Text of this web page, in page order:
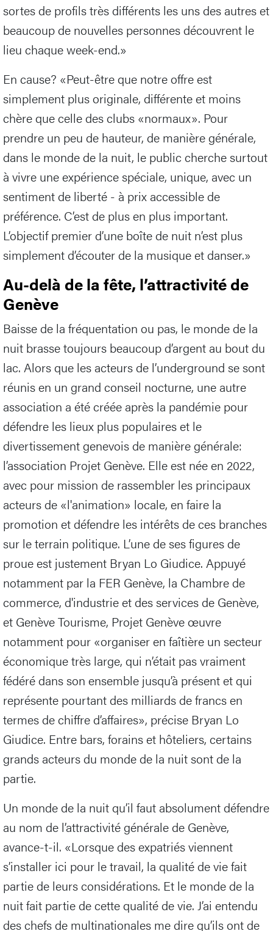
sortes de profils très différents les uns des autres et
beaucoup de nouvelles personnes découvrent le
lieu chaque week-end.»
En cause? «Peut-être que notre offre est
simplement plus originale, différente et moins
chère que celle des clubs «normaux». Pour
prendre un peu de hauteur, de manière générale,
dans le monde de la nuit, le public cherche surtout
à vivre une expérience spéciale, unique, avec un
sentiment de liberté - à prix accessible de
préférence. C’est de plus en plus important.
L’objectif premier d’une boîte de nuit n’est plus
simplement d’écouter de la musique et danser.»
Au-delà de la fête, l’attractivité de
Genève
Baisse de la fréquentation ou pas, le monde de la
nuit brasse toujours beaucoup d’argent au bout du
lac. Alors que les acteurs de l’underground se sont
réunis en un grand conseil nocturne, une autre
association a été créée après la pandémie pour
défendre les lieux plus populaires et le
divertissement genevois de manière générale:
l’association Projet Genève. Elle est née en 2022,
avec pour mission de rassembler les principaux
acteurs de «l'animation» locale, en faire la
promotion et défendre les intérêts de ces branches
sur le terrain politique. L’une de ses figures de
proue est justement Bryan Lo Giudice. Appuyé
notamment par la FER Genève, la Chambre de
commerce, d'industrie et des services de Genève,
et Genève Tourisme, Projet Genève œuvre
notamment pour «organiser en faîtière un secteur
économique très large, qui n’était pas vraiment
fédéré dans son ensemble jusqu’à présent et qui
représente pourtant des milliards de francs en
termes de chiffre d’affaires», précise Bryan Lo
Giudice. Entre bars, forains et hôteliers, certains
grands acteurs du monde de la nuit sont de la
partie.
Un monde de la nuit qu’il faut absolument défendre
au nom de l’attractivité générale de Genève,
avance-t-il. «Lorsque des expatriés viennent
s’installer ici pour le travail, la qualité de vie fait
partie de leurs considérations. Et le monde de la
nuit fait partie de cette qualité de vie. J’ai entendu
des chefs de multinationales me dire qu’ils ont de